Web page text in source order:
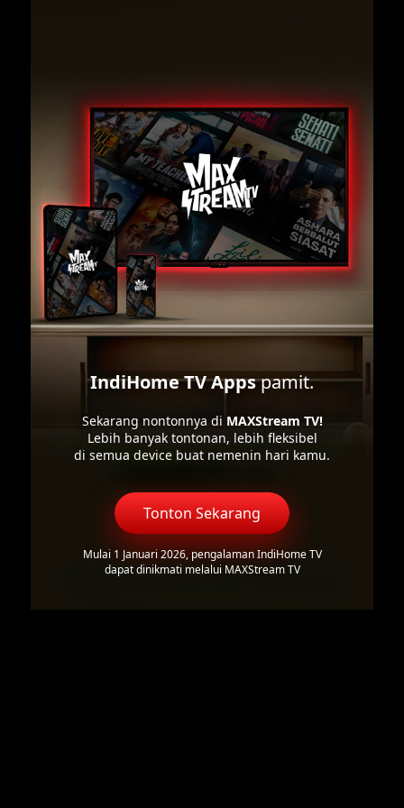
IndiHome TV Appspamit.
Sekarang nontonnya di MAXStream TV!
Lebih banyak tontonan, lebih fleksibel
di semua device buat nemenin hari kamu.
Tonton Sekarang
Mulai 1 Januari 2026, pengalaman IndiHome TV
dapat dinikmati melalui MAXStream TV